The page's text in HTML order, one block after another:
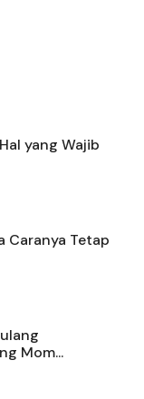
yang Wajib
Caranya Tetap
Mom...